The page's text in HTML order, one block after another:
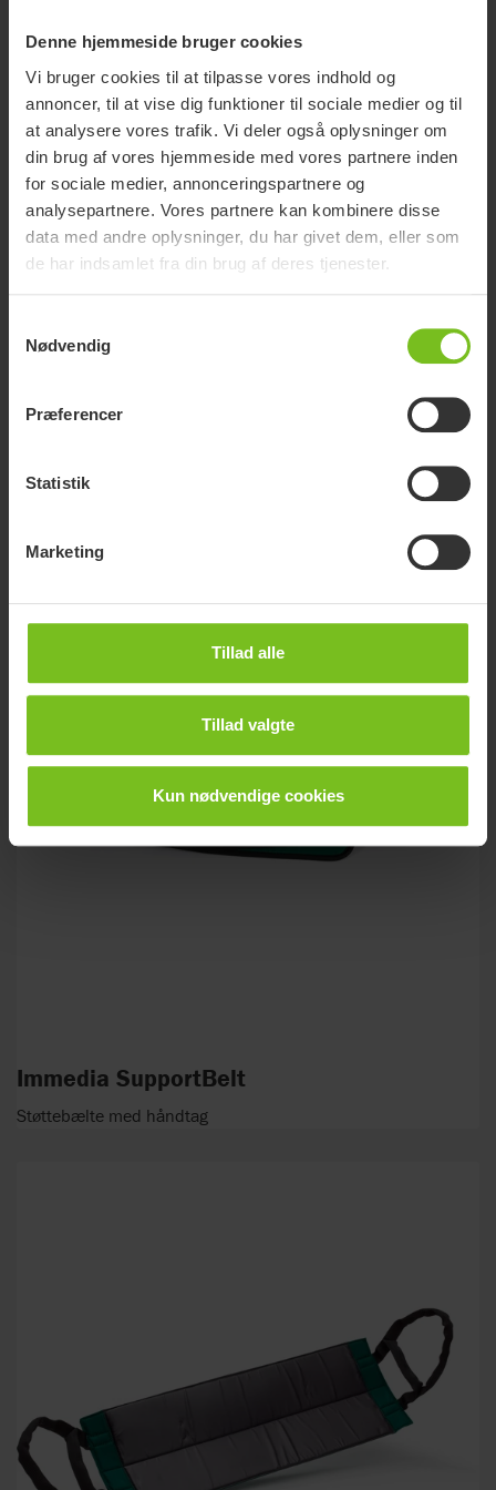
Denne hjemmeside bruger cookies
Vi bruger cookies til at tilpasse vores indhold og
annoncer, til at vise dig funktioner til sociale medier og til
at analysere vores trafik. Vi deler også oplysninger om
din brug af vores hjemmeside med vores partnere inden
for sociale medier, annonceringspartnere og
analysepartnere. Vores partnere kan kombinere disse
data med andre oplysninger, du har givet dem, eller som
de har indsamlet fra din brug af deres tjenester.
Nødvendig
Præferencer
Statistik
Marketing
Tillad alle
Tillad valgte
Kun nødvendige cookies
Immedia Sling
Immedia SupportBelt
Støttebælte med håndtag